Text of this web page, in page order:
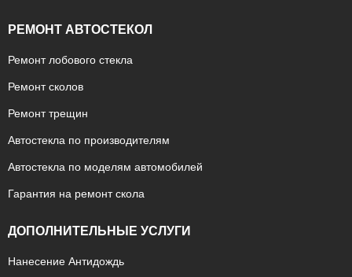
РЕМОНТ АВТОСТЕКОЛ
Ремонт лобового стекла
Ремонт сколов
Ремонт трещин
Автостекла по производителям
Автостекла по моделям автомобилей
Гарантия на ремонт скола
ДОПОЛНИТЕЛЬНЫЕ УСЛУГИ
Нанесение Антидождь